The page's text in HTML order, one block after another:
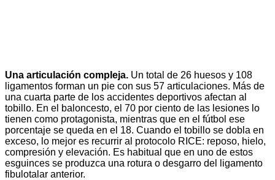
Una articulación compleja. Un total de 26 huesos y 108
ligamentos forman un pie con sus 57 articulaciones. Más de
una cuarta parte de los accidentes deportivos afectan al
tobillo. En el baloncesto, el 70 por ciento de las lesiones lo
tienen como protagonista, mientras que en el fútbol ese
porcentaje se queda en el 18. Cuando el tobillo se dobla en
exceso, lo mejor es recurrir al protocolo RICE: reposo, hielo,
compresión y elevación. Es habitual que en uno de estos
esguinces se produzca una rotura o desgarro del ligamento
fibulotalar anterior.